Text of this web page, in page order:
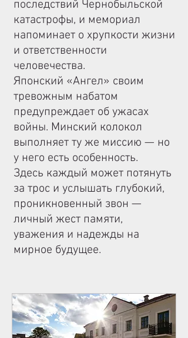
последствий Чернобыльской
катастрофы, и мемориал
напоминает о хрупкости жизни
и ответственности
человечества.
Японский «Ангел» своим
тревожным набатом
предупреждает об ужасах
войны. Минский колокол
выполняет ту же миссию — но
у него есть особенность.
Здесь каждый может потянуть
за трос и услышать глубокий,
проникновенный звон —
личный жест памяти,
уважения и надежды на
мирное будущее.